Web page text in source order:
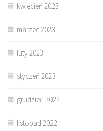
kwiecień 2023
marzec 2023
luty 2023
styczeń 2023
grudzień 2022
listopad 2022